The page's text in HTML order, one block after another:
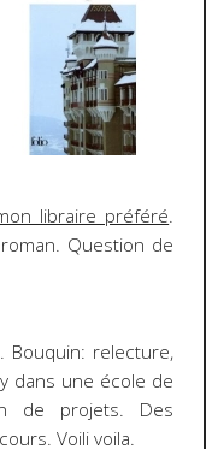
libraire préféré.
Question de
Bouquin: relecture,
dans une école de
de projets. Des
Voili voila.